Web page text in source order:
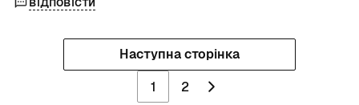
Наступна сторінка
1
2